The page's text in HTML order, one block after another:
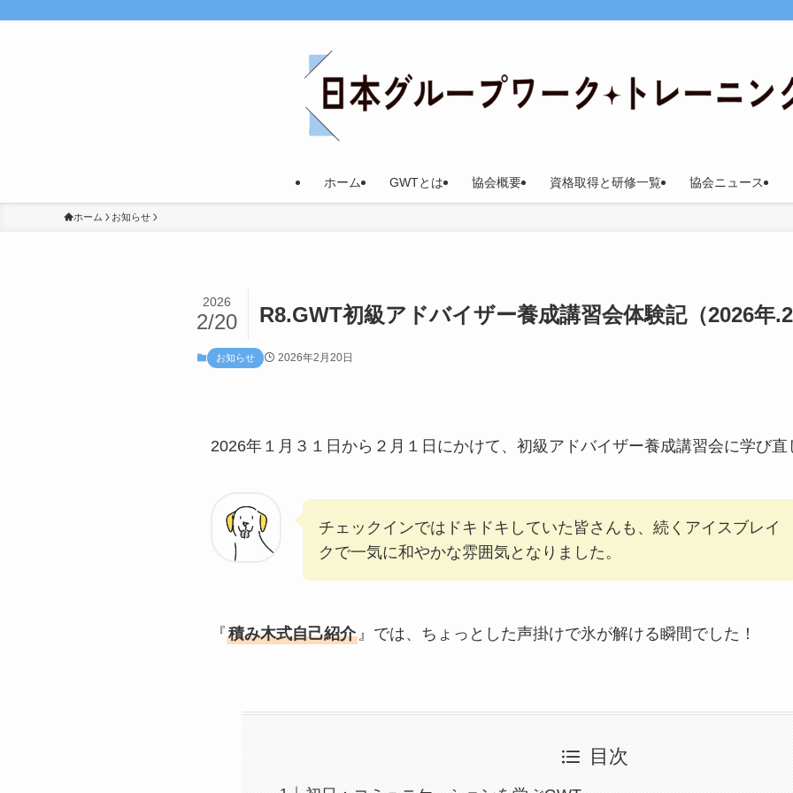
ホーム GWTとは 協会概要 資格取得と研修一覧 協会ニュース
ホーム お知らせ
R8.GWT初級アドバイザー養成講習会体験記（2026年.2
2026
2/20
お知らせ 2026年2月20日
2026年１月３１日から２月１日にかけて、初級アドバイザー養成講習会に学び直
チェックインではドキドキしていた皆さんも、続くアイスブレイ
クで一気に和やかな雰囲気となりました。
『 積み木式自己紹介 』では、ちょっとした声掛けで氷が解ける瞬間でした！
目次